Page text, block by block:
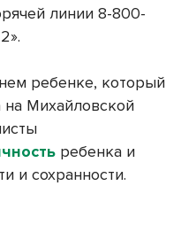
линии 8-800-
ребенке, который
на Михайловской
ребенка и
и сохранности.